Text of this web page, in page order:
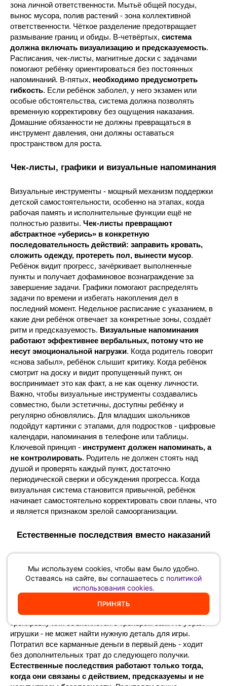
зона личной ответственности. Мытьё общей посуды,
вынос мусора, полив растений - зона коллективной
ответственности. Чёткое разделение предотвращает
размывание границ и обиды. В-четвёртых, система
должна включать визуализацию и предсказуемость.
Расписания, чек-листы, магнитные доски с задачами
помогают ребёнку ориентироваться без постоянных
напоминаний. В-пятых, необходимо предусмотреть
гибкость. Если ребёнок заболел, у него экзамен или
особые обстоятельства, система должна позволять
временную корректировку без ощущения наказания.
Домашние обязанности не должны превращаться в
инструмент давления, они должны оставаться
пространством для роста.
Чек-листы, графики и визуальные напоминания
Визуальные инструменты - мощный механизм поддержки
детской самостоятельности, особенно на этапах, когда
рабочая память и исполнительные функции ещё не
полностью развиты. Чек-листы превращают
абстрактное «уберись» в конкретную
последовательность действий: заправить кровать,
сложить одежду, протереть пол, вынести мусор.
Ребёнок видит прогресс, зачёркивает выполненные
пункты и получает дофаминовое вознаграждение за
завершение задачи. Графики помогают распределять
задачи по времени и избегать накопления дел в
последний момент. Недельное расписание с указанием, в
какие дни ребёнок отвечает за конкретные зоны, создаёт
ритм и предсказуемость. Визуальные напоминания
работают эффективнее вербальных, потому что не
несут эмоциональной нагрузки. Когда родитель говорит
«снова забыл», ребёнок слышит критику. Когда ребёнок
смотрит на доску и видит пропущенный пункт, он
воспринимает это как факт, а не как оценку личности.
Важно, чтобы визуальные инструменты создавались
совместно, были эстетичны, доступны ребёнку и
регулярно обновлялись. Для младших школьников
подойдут картинки с этапами, для подростков - цифровые
календари, напоминания в телефоне или таблицы.
Ключевой принцип - инструмент должен напоминать, а
не контролировать. Родитель не должен стоять над
душой и проверять каждый пункт, достаточно
периодической сверки и обсуждения прогресса. Когда
визуальная система становится привычной, ребёнок
начинает самостоятельно корректировать свои планы, что
и является признаком зрелой самоорганизации.
Естественные последствия вместо наказаний
последствия учат понимать причинно-следственные
связи.Когда ребёнок не выполняет договорённость,
логичным ответом системы должно быть не лишение
привилегий, а столкновение с реальным результатом
его выбора
тренировку или объясняется с тренером сам. Не убрал
игрушки - не может найти нужную деталь для игры.
Потратил все карманные деньги в первый день - ходит
без дополнительных трат до следующего получки.
Естественные последствия работают только тогда,
когда они связаны с действием, предсказуемы и не
Мы используем cookies, чтобы вам было удобно.
Оставаясь на сайте, вы соглашаетесь с политикой
использования cookies.
ПРИНЯТЬ